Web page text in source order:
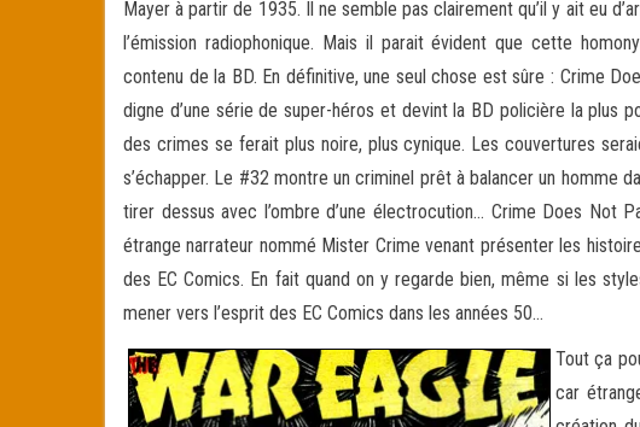
Mayer à partir de 1935. Il ne semble pas clairement qu’il y ait eu
l’émission radiophonique. Mais il parait évident que cette
contenu de la BD. En définitive, une seul chose est sûre : Crime
digne d’une série de super-héros et devint la BD policière la plus
des crimes se ferait plus noire, plus cynique. Les couvertures
s’échapper. Le #32 montre un criminel prêt à balancer un homme
tirer dessus avec l’ombre d’une électrocution… Crime Does Not
étrange narrateur nommé Mister Crime venant présenter les
des EC Comics. En fait quand on y regarde bien, même si les
mener vers l’esprit des EC Comics dans les années 50…
Tout ça
car